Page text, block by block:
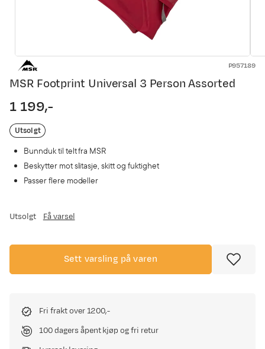
P957189
MSR Footprint Universal 3 Person Assorted
price
1 199,-
Utsolgt
Bunnduk til telt fra MSR
Beskytter mot slitasje, skitt og fuktighet
Passer flere modeller
Utsolgt Få varsel
Sett varsling på varen
Fri frakt over 1200,-
100 dagers åpent kjøp og fri retur